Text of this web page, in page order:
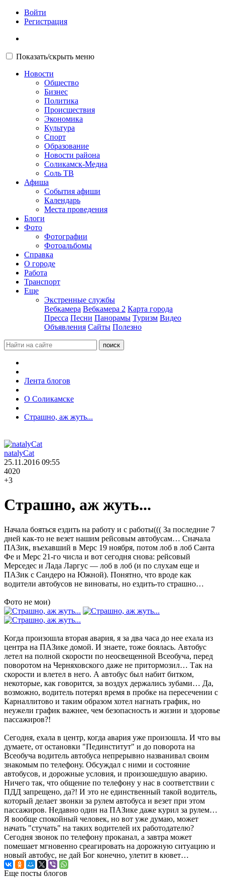
Войти
Регистрация
Показать/скрыть меню
Новости
Общество
Бизнес
Политика
Происшествия
Экономика
Культура
Спорт
Образование
Новости района
Соликамск-Медиа
Соль ТВ
Афиша
События афиши
Календарь
Места проведения
Блоги
Фото
Фотографии
Фотоальбомы
Справка
О городе
Работа
Транспорт
Еще
Экстренные службы
Вебкамера Вебкамера 2 Карта города
Пресса Песни Панорамы Туризм Видео
Объявления Сайты Полезно
Лента блогов
О Соликамске
Страшно, аж жуть...
natalyCat
25.11.2016 09:55
4020
+3
Страшно, аж жуть...
Начала бояться ездить на работу и с работы((( За последние 7
дней как-то не везет нашим рейсовым автобусам… Сначала
ПАЗик, въехавший в Мерс 19 ноября, потом лоб в лоб Санта
Фе и Мерс 21-го числа и вот сегодня снова: рейсовый
Мерседес и Лада Ларгус — лоб в лоб (и по слухам еще и
ПАЗик с Сандеро на Южной). Понятно, что вроде как
водители автобусов не виноваты, но ездить-то страшно…
Фото не мои)
Когда произошла вторая авария, я за два часа до нее ехала из
центра на ПАЗике домой. И знаете, тоже боялась. Автобус
летел на полной скорости по неосвещенной Всеобуча, перед
поворотом на Черняховского даже не притормозил… Так на
скорости и влетел в него. А автобус был набит битком,
некоторые, как говорится, за воздух держались зубами… Да,
возможно, водитель потерял время в пробке на пересечении с
Карналлитово и таким образом хотел нагнать график, но
неужели график важнее, чем безопасность и жизни и здоровье
пассажиров?!
Сегодня, ехала в центр, когда авария уже произошла. И что вы
думаете, от остановки "Пединститут" и до поворота на
Всеобуча водитель автобуса непрерывно названивал своим
знакомым по телефону. Обсуждал с ними и состояние
автобусов, и дорожные условия, и произошедшую аварию.
Ничего так, что общение по телефону у нас в соответствии с
ПДД запрещено, да?! И это не единственный такой водитель,
который делает звонки за рулем автобуса и везет при этом
пассажиров. Недавно один на ПАЗике даже курил за рулем…
Я вообще спокойный человек, но вот уже думаю, может
начать "стучать" на таких водителей их работодателю?
Сегодня звонок по телефону проканал, а завтра может
помешает мгновенно среагировать на дорожную ситуацию и
новый автобус, не дай Бог конечно, улетит в кювет…
Еще посты блогов